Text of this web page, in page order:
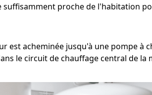
suffisamment proche de l'habitation
est acheminée jusqu'à une pompe à
le circuit de chauffage central de la